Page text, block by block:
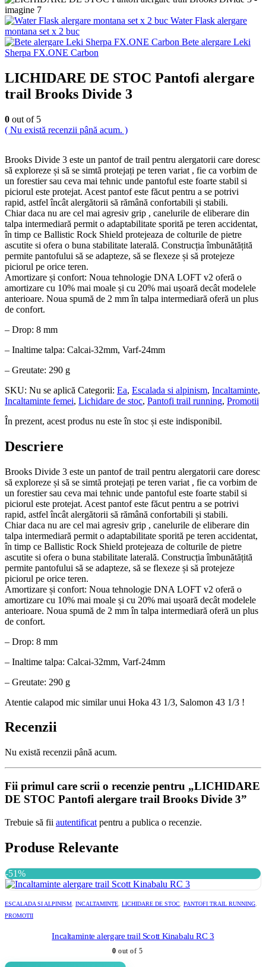
Water Flask alergare
montana set x 2 buc
Bete alergare Leki
Sherpa FX.ONE Carbon
LICHIDARE DE STOC Pantofi alergare
trail Brooks Divide 3
0 out of 5
( Nu există recenzii până acum. )
Brooks Divide 3 este un pantof de trail pentru alergatorii care doresc
să exploreze și să se simtă protejați pe teren variat , fie ca vorbim de
un forestier sau ceva mai tehnic unde pantoful este foarte stabil si
piciorul este protejat. Acest pantof este făcut pentru a se potrivi
rapid, astfel încât alergătorii să rămână confortabili și stabili.
Chiar daca nu are cel mai agresiv grip , canelurile de eliberare din
talpa intermediară permit o adaptabilitate sporită pe teren accidentat,
în timp ce Ballistic Rock Shield protejeaza de colturile de pietre
ascutite si ofera o buna stabilitate laterală. Construcția îmbunătățită
permite pantofului să se adapteze, să se flexeze și să protejeze
piciorul pe orice teren.
Amortizare și confort: Noua tehnologie DNA LOFT v2 oferă o
amortizare cu 10% mai moale și cu 20% mai ușoară decât modelele
anterioare. Noua spumă de 2 mm în talpa intermediară oferă un plus
de confort.
– Drop: 8 mm
– Inaltime talpa: Calcai-32mm, Varf-24mm
– Greutate: 290 g
SKU: Nu se aplică Categorii: Ea, Escalada si alpinism, Incaltaminte,
Incaltaminte femei, Lichidare de stoc, Pantofi trail running, Promotii
În prezent, acest produs nu este în stoc și este indisponibil.
Descriere
Brooks Divide 3 este un pantof de trail pentru alergatorii care doresc
să exploreze și să se simtă protejați pe teren variat , fie ca vorbim de
un forestier sau ceva mai tehnic unde pantoful este foarte stabil si
piciorul este protejat. Acest pantof este făcut pentru a se potrivi
rapid, astfel încât alergătorii să rămână confortabili și stabili.
Chiar daca nu are cel mai agresiv grip , canelurile de eliberare din
talpa intermediară permit o adaptabilitate sporită pe teren accidentat,
în timp ce Ballistic Rock Shield protejeaza de colturile de pietre
ascutite si ofera o buna stabilitate laterală. Construcția îmbunătățită
permite pantofului să se adapteze, să se flexeze și să protejeze
piciorul pe orice teren.
Amortizare și confort: Noua tehnologie DNA LOFT v2 oferă o
amortizare cu 10% mai moale și cu 20% mai ușoară decât modelele
anterioare. Noua spumă de 2 mm în talpa intermediară oferă un plus
de confort.
– Drop: 8 mm
– Inaltime talpa: Calcai-32mm, Varf-24mm
– Greutate: 290 g
Atentie calapod mic similar unui Hoka 43 1/3, Salomon 43 1/3 !
Recenzii
Nu există recenzii până acum.
Fii primul care scrii o recenzie pentru „LICHIDARE
DE STOC Pantofi alergare trail Brooks Divide 3”
Trebuie să fii autentificat pentru a publica o recenzie.
Produse Relevante
-51%
ESCALADA SI ALPINISM INCALTAMINTE LICHIDARE DE STOC PANTOFI TRAIL RUNNING
PROMOTII
Incaltaminte alergare trail Scott Kinabalu RC 3
0 out of 5